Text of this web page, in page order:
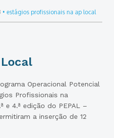
• estágios profissionais na ap local
Operacional Potencial
Profissionais na
e 4.ª edição do PEPAL –
a inserção de 12